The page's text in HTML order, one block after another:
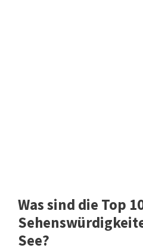
Was sind die Top
See?